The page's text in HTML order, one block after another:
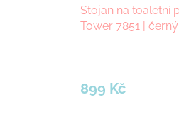
Stojan na toaletní
Tower 7851 | černý
899 Kč